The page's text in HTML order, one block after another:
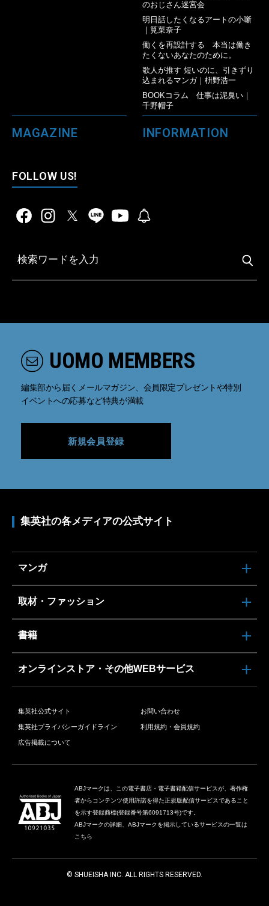
のおじさん迷宮会
明日話したくなるアートの小噺
｜筧菜奈子
働くを再設計する 本当は働き
たくないあなたのために。
歌人が推す 短いのに、引きずり
込まれるマンガ｜枡野浩一
BOOKコラム 仕事は泥臭い｜
千野帽子
MAGAZINE INFORMATION
FOLLOW US!
UOMO MEMBERS
編集部から届くメールマガジン、会員限定プレゼントや特別
イベントへの応募など特典が満載
新規会員登録
集英社の各メディアの公式サイト
マンガ
取材・ファッション
書籍
オンラインストア・その他WEBサービス
集英社公式サイト お問い合わせ
集英社プライバシーガイドライン 利用規約・会員規約
広告掲載について
ABJマークは、この電子書店・電子書籍配信サービスが、著作権
者からコンテンツ使用許諾を得た正規版配信サービスであること
を示す登録商標(登録番号第6091713号)です。
ABJマークの詳細、ABJマークを掲示しているサービスの一覧は
こちら
© SHUEISHA INC. ALL RIGHTS RESERVED.